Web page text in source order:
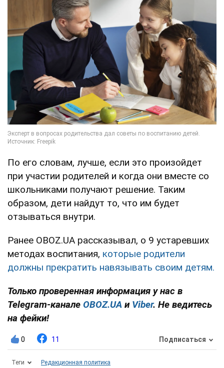
По его словам, лучше, если это произойдет
при участии родителей и когда они вместе со
школьниками получают решение. Таким
образом, дети найдут то, что им будет
отзываться внутри.
Ранее OBOZ.UA рассказывал, о 9 устаревших
методах воспитания, которые родители
должны прекратить навязывать своим детям.
Только проверенная информация у нас в
Telegram-канале OBOZ.UA и Viber. Не ведитесь
на фейки!
0 11 Подписаться
Теги Редакционная политика